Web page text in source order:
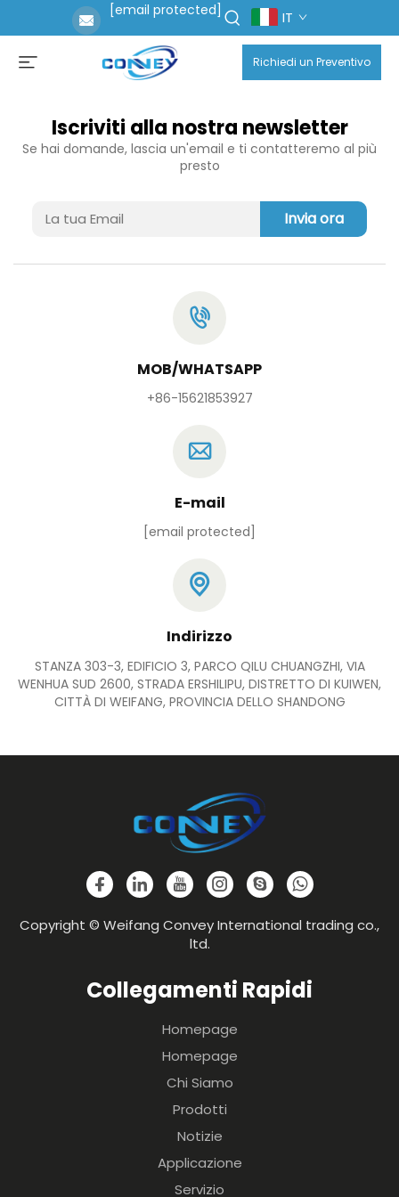
[email protected] IT
Richiedi un Preventivo
Iscriviti alla nostra newsletter
Se hai domande, lascia un'email e ti contatteremo al più
presto
Invia ora
MOB/WHATSAPP
+86-15621853927
E-mail
[email protected]
Indirizzo
STANZA 303-3, EDIFICIO 3, PARCO QILU CHUANGZHI, VIA
WENHUA SUD 2600, STRADA ERSHILIPU, DISTRETTO DI KUIWEN,
CITTÀ DI WEIFANG, PROVINCIA DELLO SHANDONG
Copyright © Weifang Convey International trading co.,
ltd.
Collegamenti Rapidi
Homepage
Homepage
Chi Siamo
Prodotti
Notizie
Applicazione
Servizio